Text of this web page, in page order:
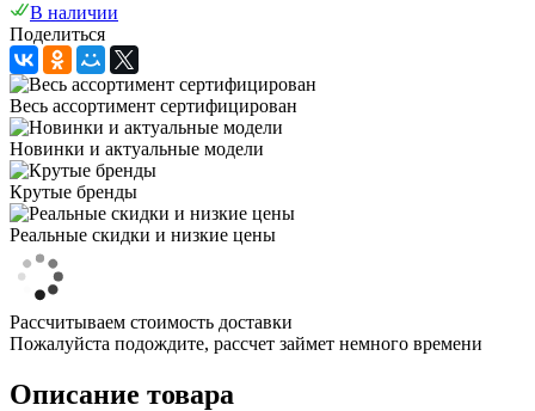
В наличии
Поделиться
Весь ассортимент сертифицирован
Новинки и актуальные модели
Крутые бренды
Реальные скидки и низкие цены
Рассчитываем стоимость доставки
Пожалуйста подождите, рассчет займет немного времени
Описание товара